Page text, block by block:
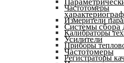
Частотомеры
Измерители
Калибраторы
Приборы
Регистраторы
Системы сбора
Усилители
Частотомеры